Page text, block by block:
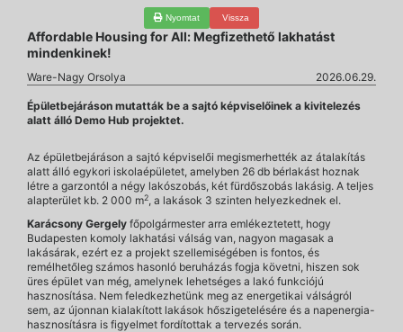
Nyomtat Vissza
Affordable Housing for All: Megfizethető lakhatást
mindenkinek!
Ware-Nagy Orsolya 2026.06.29.
Épületbejáráson mutatták be a sajtó képviselőinek a kivitelezés
alatt álló Demo Hub projektet.
Az épületbejáráson a sajtó képviselői megismerhették az átalakítás
alatt álló egykori iskolaépületet, amelyben 26 db bérlakást hoznak
létre a garzontól a négy lakószobás, két fürdőszobás lakásig. A teljes
alapterület kb. 2 000 m2, a lakások 3 szinten helyezkednek el.
Karácsony Gergely főpolgármester arra emlékeztetett, hogy
Budapesten komoly lakhatási válság van, nagyon magasak a
lakásárak, ezért ez a projekt szellemiségében is fontos, és
remélhetőleg számos hasonló beruházás fogja követni, hiszen sok
üres épület van még, amelynek lehetséges a lakó funkciójú
hasznosítása. Nem feledkezhetünk meg az energetikai válságról
sem, az újonnan kialakított lakások hőszigetelésére és a napenergia-
hasznosításra is figyelmet fordítottak a tervezés során.